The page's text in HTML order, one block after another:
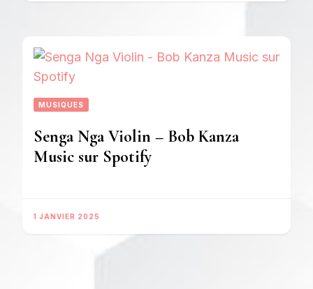
MUSIQUES
Senga Nga Violin – Bob Kanza
Music sur Spotify
1 JANVIER 2025